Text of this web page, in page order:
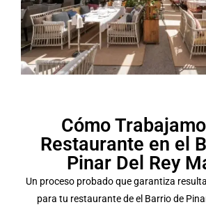
Cómo
Restaurante en el
Pinar Del Rey
Un proceso probado que garantiza
para tu restaurante de el Barrio de